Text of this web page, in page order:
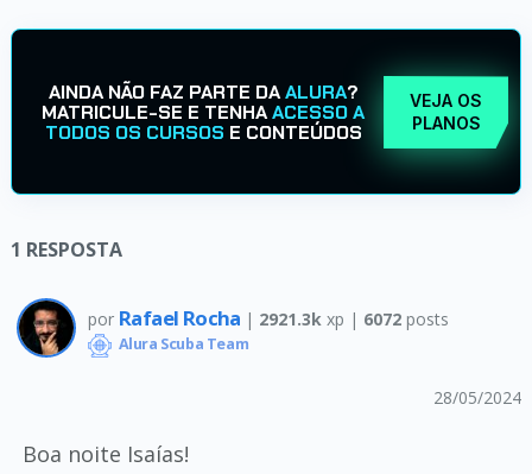
AINDA NÃO FAZ PARTE DAALURA?
MATRICULE-SE E TENHAACESSO A
TODOS OS CURSOS E CONTEÚDOS
VEJA OS
PLANOS
1 RESPOSTA
por Rafael Rocha | 2921.3k xp | 6072 posts
Alura Scuba Team
28/05/2024
Boa noite Isaías!